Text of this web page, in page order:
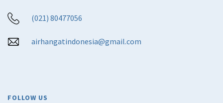
(021) 80477056
airhangatindonesia@gmail.com
FOLLOW US